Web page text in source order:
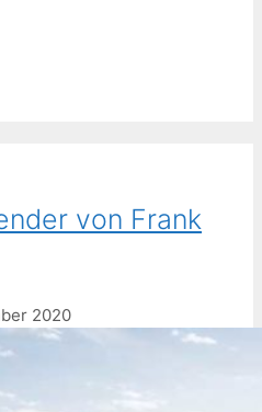
von Frank
2020